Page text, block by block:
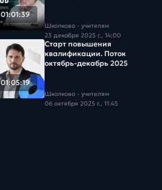
01:01:39
Школково - учителям
23 декабря 2025 г., 14:00
01:05:19
Старт повышения
квалификации. Поток
октябрь-декабрь 2025
Школково - учителям
06 октября 2025 г., 11:45